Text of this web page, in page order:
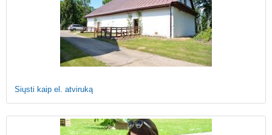
Siųsti kaip el. atviruką